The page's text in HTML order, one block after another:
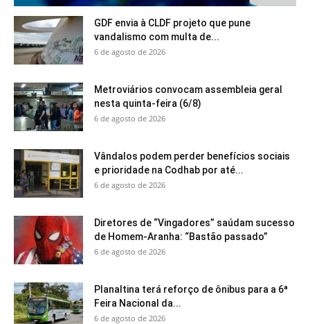
GDF envia à CLDF projeto que pune
vandalismo com multa de...
6 de agosto de 2026
Metroviários convocam assembleia geral
nesta quinta-feira (6/8)
6 de agosto de 2026
Vândalos podem perder benefícios sociais
e prioridade na Codhab por até...
6 de agosto de 2026
Diretores de “Vingadores” saúdam sucesso
de Homem-Aranha: “Bastão passado”
6 de agosto de 2026
Planaltina terá reforço de ônibus para a 6ª
Feira Nacional da...
6 de agosto de 2026